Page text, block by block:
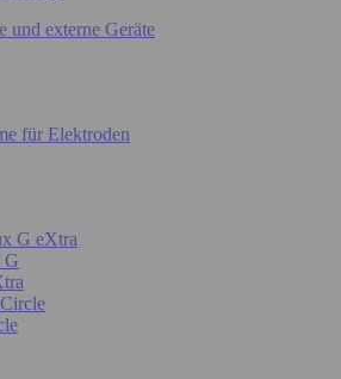
und externe Geräte
für Elektroden
G eXtra
G